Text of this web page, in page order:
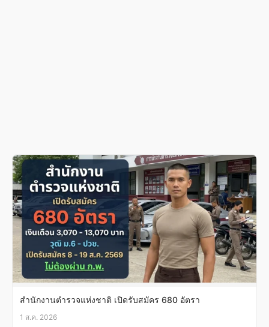
สำนักงานตำรวจแห่งชาติ เปิดรับสมัคร 680 อัตรา
1 ส.ค. 2026